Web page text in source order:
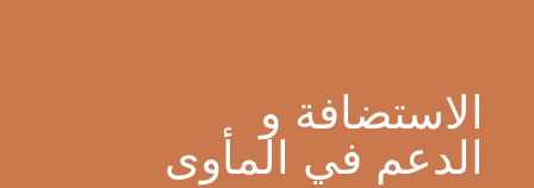
الاستضافة و
الدعم في المأوى